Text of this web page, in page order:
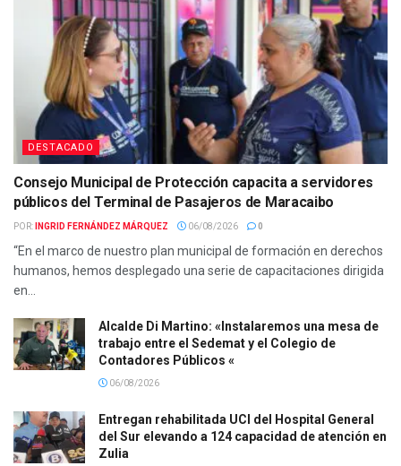
DESTACADO
Consejo Municipal de Protección capacita a servidores
públicos del Terminal de Pasajeros de Maracaibo
POR: INGRID FERNÁNDEZ MÁRQUEZ 06/08/2026 0
“En el marco de nuestro plan municipal de formación en derechos
humanos, hemos desplegado una serie de capacitaciones dirigida
en...
Alcalde Di Martino: «Instalaremos una mesa de
trabajo entre el Sedemat y el Colegio de
Contadores Públicos «
06/08/2026
Entregan rehabilitada UCI del Hospital General
del Sur elevando a 124 capacidad de atención en
Zulia